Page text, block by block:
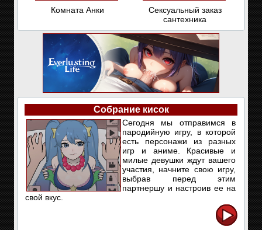
Комната Анки
Сексуальный заказ
сантехника
Собрание кисок
Сегодня мы отправимся в
пародийную игру, в которой
есть персонажи из разных
игр и аниме. Красивые и
милые девушки ждут вашего
участия, начните свою игру,
выбрав перед этим
партнершу и настроив ее на
свой вкус.